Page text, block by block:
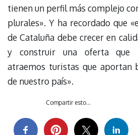
tienen un perfil más complejo
plurales». Y ha recordado que
de Cataluña debe crecer en
y construir una oferta que
atraemos turistas que aportan
de nuestro país».
Compartir esto...